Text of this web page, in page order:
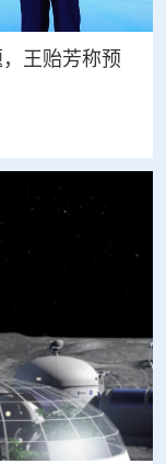
王贻芳称预